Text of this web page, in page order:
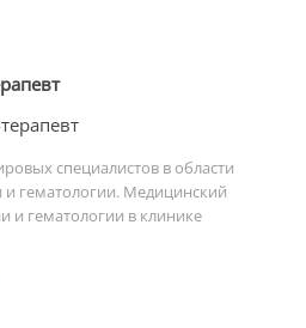
специалистов в области
и гематологии. Медицинский
и гематологии в клинике